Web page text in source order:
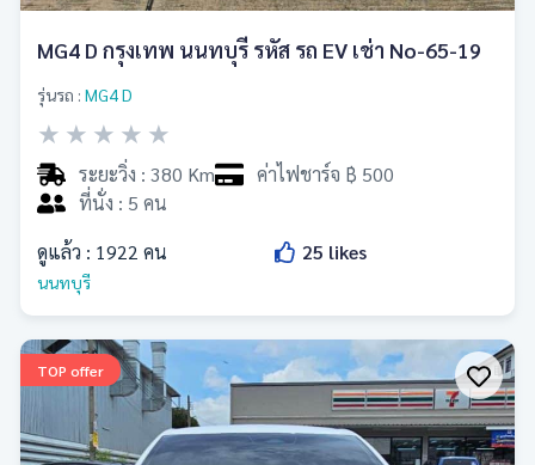
MG4 D กรุงเทพ นนทบุรี รหัส รถ EV เช่า No-65-19
รุ่นรถ : MG4 D
★ ★ ★ ★ ★
ระยะวิ่ง : 380 Km
ค่าไฟชาร์จ ฿ 500
ที่นั่ง : 5 คน
ดูแล้ว : 1922 คน 25 likes
นนทบุรี
TOP offer